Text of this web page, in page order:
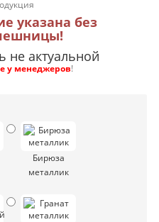
указана без
не актуальной
у менеджеров!
Бирюза
металлик